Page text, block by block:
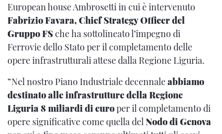
European house Ambrosetti in cui è intervenuto
Fabrizio Favara, Chief Strategy Officer del
Gruppo FScheha sottolineato l’impegno di
Ferrovie dello Stato per il completamento delle
opere infrastrutturali attese dalla Regione Liguria.
“Nel nostro Piano Industriale decennaleabbiamo
destinato alle infrastrutture della Regione
Liguria 8 miliardi di europer il completamento di
opere significative come quella delNodo di Genova